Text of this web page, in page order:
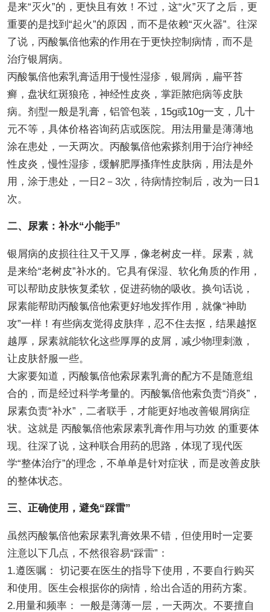
是来“灭火”的，更快且有效！不过，这“火”灭了之后，更
重要的是找到“起火”的原因，而不是依赖“灭火器”。往深
了说，丙酸氯倍他索的作用在于更快控制病情，而不是
治疗银屑病。
丙酸氯倍他索乳膏适用于慢性湿疹，银屑病，扁平苔
癣，盘状红斑狼疮，神经性皮炎，掌距脓疤病等皮肤
病。剂型一般是乳膏，铝管包装，15g或10g一支，几十
元不等，具体价格咨询药店或医院。用法用量是薄薄地
涂在患处，一天两次。丙酸氯倍他索搽剂用于治疗神经
性皮炎，慢性湿疹，缓解肥厚搔痒性皮肤病，用法是外
用，涂于患处，一日2－3次，待病情控制后，改为一日1
次。
二、尿素：补水“小能手”
银屑病的皮损往往又干又厚，像老树皮一样。尿素，就
是来给“老树皮”补水的。它具有保湿、软化角质的作用，
可以帮助皮肤恢复柔软，促进药物的吸收。换句话说，
尿素能帮助丙酸氯倍他索更好地发挥作用，就像“神助
攻”一样！有些病友觉得皮肤痒，忍不住去抠，结果越抠
越厚，尿素就能软化这些厚厚的皮屑，减少物理刺激，
让皮肤舒服一些。
大家要知道，丙酸氯倍他索尿素乳膏的配方不是随意组
合的，而是经过科学考量的。丙酸氯倍他索负责“消炎”，
尿素负责“补水”，二者联手，才能更好地改善银屑病症
状。这就是 丙酸氯倍他索尿素乳膏作用与功效 的重要体
现。往深了说，这种联合用药的思路，体现了现代医
学“整体治疗”的理念，不单单是针对症状，而是改善皮肤
的整体状态。
三、正确使用，避免“踩雷”
虽然丙酸氯倍他索尿素乳膏效果不错，但使用时一定要
注意以下几点，不然很容易“踩雷”：
1.遵医嘱： 切记要在医生的指导下使用，不要自行购买
和使用。医生会根据你的病情，给出合适的用药方案。
2.用量和频率： 一般是薄薄一层，一天两次。不要擅自